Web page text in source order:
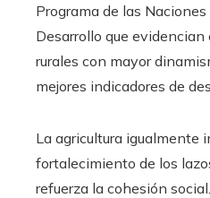
Programa de las
Desarrollo que
rurales con mayor
mejores indicadores de
La agricultura igualmente
fortalecimiento de los
refuerza la cohesión